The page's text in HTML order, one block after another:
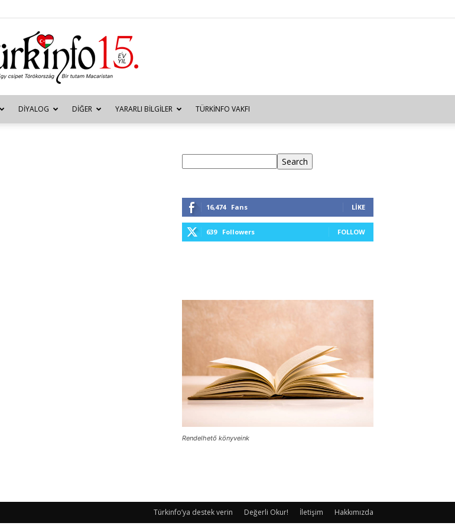
Türkinfo
DIYALOG DIĞER YARARLI BILGILER TÜRKINFO VAKFI
Search
16,474 Fans LIKE
639 Followers FOLLOW
Rendelhető könyveink
Türkinfo’ya destek verin Değerli Okur! İletişim Hakkımızda